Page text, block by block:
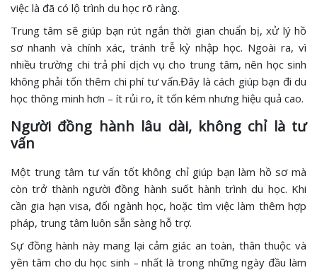
việc là đã có lộ trình du học rõ ràng.
Trung tâm sẽ giúp bạn rút ngắn thời gian chuẩn bị, xử lý hồ
sơ nhanh và chính xác, tránh trễ kỳ nhập học. Ngoài ra, vì
nhiều trường chi trả phí dịch vụ cho trung tâm, nên học sinh
không phải tốn thêm chi phí tư vấn.Đây là cách giúp bạn đi du
học thông minh hơn – ít rủi ro, ít tốn kém nhưng hiệu quả cao.
Người đồng hành lâu dài, không chỉ là tư
vấn
Một trung tâm tư vấn tốt không chỉ giúp bạn làm hồ sơ mà
còn trở thành người đồng hành suốt hành trình du học. Khi
cần gia hạn visa, đổi ngành học, hoặc tìm việc làm thêm hợp
pháp, trung tâm luôn sẵn sàng hỗ trợ.
Sự đồng hành này mang lại cảm giác an toàn, thân thuộc và
yên tâm cho du học sinh – nhất là trong những ngày đầu làm